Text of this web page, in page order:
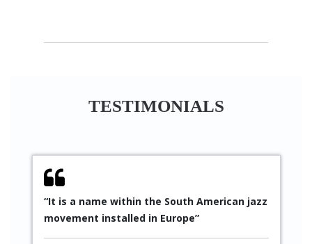
TESTIMONIALS
“It is a name within the South American jazz
movement installed in Europe”